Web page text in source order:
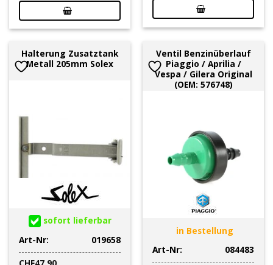
Halterung Zusatztank
Metall 205mm Solex
sofort lieferbar
Art-Nr:
019658
Ventil Benzinüberlauf
Piaggio / Aprilia /
Vespa / Gilera Original
(OEM: 576748)
in Bestellung
Art-Nr:
084483